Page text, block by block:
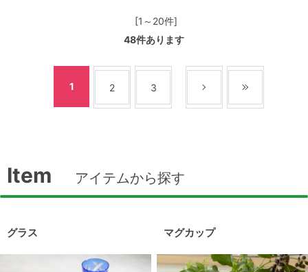
[1～20件]
48件あります
1 2 3
Item アイテムから探す
グラス マグカップ